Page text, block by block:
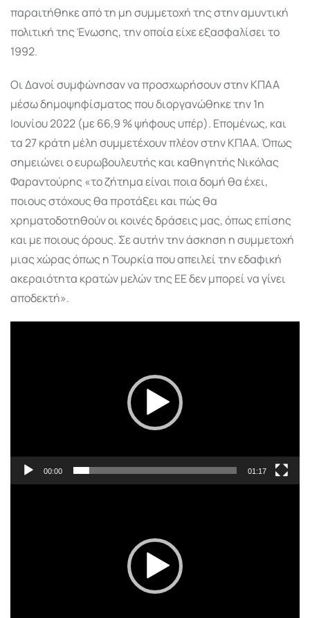
παραιτήθηκε από τη μη συμμετοχή της στην αμυντική
πολιτική της Ένωσης, την οποία είχε εξασφαλίσει το
1992.
Οι Δανοί συμφώνησαν να προσχωρήσουν στην ΚΠΑΑ
μέσω δημοψηφίσματος που διοργανώθηκε την 1η
Ιουνίου 2022 (με 66,9 % ψήφους υπέρ). Επομένως, και
τα 27 κράτη μέλη συμμετέχουν πλέον στην ΚΠΑΑ. Όπως
σημειώνει ο ευρωβουλευτής και καθηγητής Νικόλας
Φαραντούρης «το ζήτημα είναι ποια δομή θα έχει,
ποιους στόχους θα προτάξει και πώς θα
χρηματοδοτηθούν οι κοινές δράσεις μας, όπως επίσης
και με ποιους όρους. Σε αυτήν την άσκηση η συμμετοχή
μιας χώρας όπως η Τουρκία που απειλεί την εδαφική
ακεραιότητα κρατών μελών της ΕΕ δεν μπορεί να γίνει
αποδεκτή».
00:00 01:17